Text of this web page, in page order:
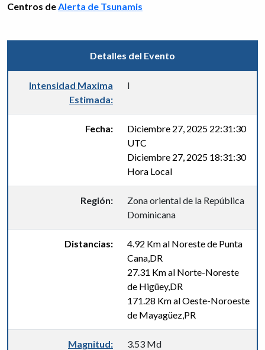
Centros deAlerta de Tsunamis
Detalles del Evento
Intensidad Maxima
Estimada:
I
Fecha:
Diciembre 27, 2025 22:31:30
UTC
Diciembre 27, 2025 18:31:30
Hora Local
Región:
Zona oriental de la República
Dominicana
Distancias:
4.92 Km al Noreste de Punta
Cana,DR
27.31 Km al Norte-Noreste
de Higüey,DR
171.28 Km al Oeste-Noroeste
de Mayagüez,PR
Magnitud: 3.53 Md